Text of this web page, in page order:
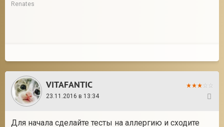
Renates
VITAFANTIC
23.11.2016 в 13:34
Для начала сделайте тесты на аллергию и сходите